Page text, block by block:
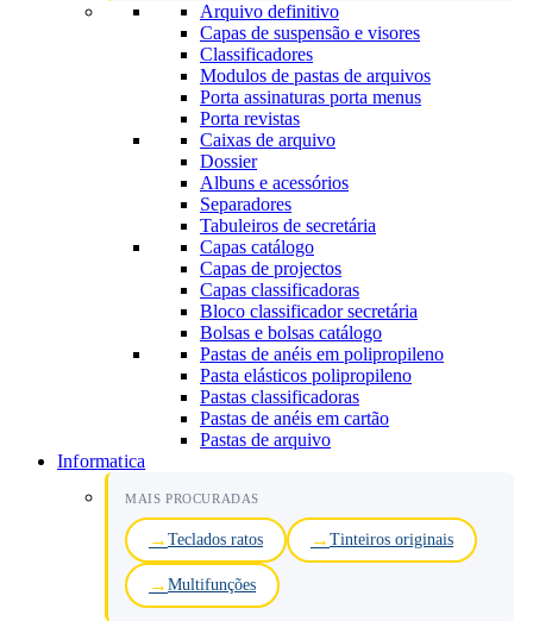
Arquivo definitivo
Capas de suspensão e visores
Classificadores
Modulos de pastas de arquivos
Porta assinaturas porta menus
Porta revistas
Caixas de arquivo
Dossier
Albuns e acessórios
Separadores
Tabuleiros de secretária
Capas catálogo
Capas de projectos
Capas classificadoras
Bloco classificador secretária
Bolsas e bolsas catálogo
Pastas de anéis em polipropileno
Pasta elásticos polipropileno
Pastas classificadoras
Pastas de anéis em cartão
Pastas de arquivo
Informatica
MAIS PROCURADAS
Teclados ratos Tinteiros originais
Multifunções